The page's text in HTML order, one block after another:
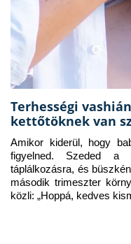
Terhességi
kettőtöknek van
Amikor kiderül, hogy
figyelned. Szeded a
táplálkozásra, és
második trimeszter
közli: „Hoppá, kedves